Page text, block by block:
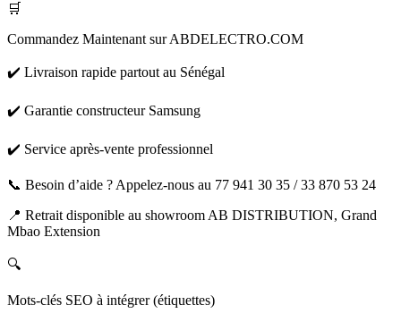
🛒
Commandez Maintenant sur ABDELECTRO.COM
✔️ Livraison rapide partout au Sénégal
✔️ Garantie constructeur Samsung
✔️ Service après-vente professionnel
📞 Besoin d’aide ? Appelez-nous au 77 941 30 35 / 33 870 53 24
📍 Retrait disponible au showroom AB DISTRIBUTION, Grand
Mbao Extension
🔍
Mots-clés SEO à intégrer (étiquettes)